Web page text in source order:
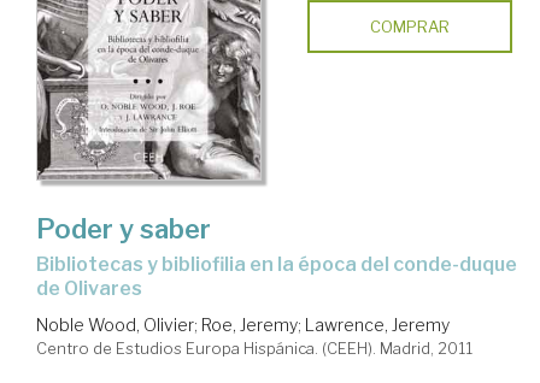
COMPRAR
Poder y saber
bibliotecas y bibliofilia en la época del conde-duque
de Olivares
Noble Wood, Olivier; Roe, Jeremy; Lawrence, Jeremy
Centro de Estudios Europa Hispánica. (CEEH). Madrid, 2011